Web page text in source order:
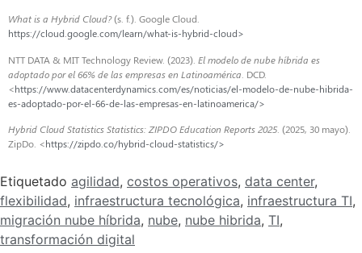
What is a Hybrid Cloud?(s. f.). Google Cloud.
https://cloud.google.com/learn/what-is-hybrid-cloud>
NTT DATA & MIT Technology Review. (2023). El modelo de nube híbrida es
adoptado por el 66% de las empresas en Latinoamérica . DCD.
<https://www.datacenterdynamics.com/es/noticias/el-modelo-de-nube-hibrida-
es-adoptado-por-el-66-de-las-empresas-en-latinoamerica/>
Hybrid Cloud Statistics Statistics: ZIPDO Education Reports 2025. (2025, 30 mayo).
ZipDo. <https://zipdo.co/hybrid-cloud-statistics/>
Etiquetado agilidad, costos operativos, data center,
flexibilidad, infraestructura tecnológica, infraestructura TI,
migración nube híbrida, nube, nube hibrida, TI,
transformación digital